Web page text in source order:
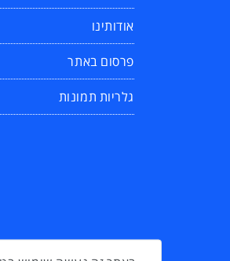
אודותינו
פרסום באתר
גלריות תמונות